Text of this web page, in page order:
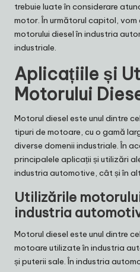
trebuie luate în considerare
motor. În următorul capitol,
motorului diesel în industria
industriale.
Aplicațiile și
Motorului
Motorul diesel este unul dintre
tipuri de motoare, cu o gamă
diverse domenii industriale. În
principalele aplicații și utilizări
industria automotive, cât și în
Utilizările
industria
Motorul diesel este unul dintre
motoare utilizate în industria
și puterii sale. În industria